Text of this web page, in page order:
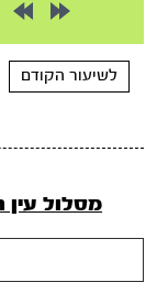
10s
10s
לשיעור הקודם
מסלול עין